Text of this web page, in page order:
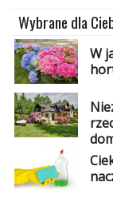
Dodaj
artykuł
Wybrane dla
W